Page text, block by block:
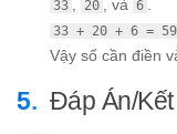
33 20 , và 6
33 + 20 + 6 = 59
Vậy số cần điền
Đáp Án/